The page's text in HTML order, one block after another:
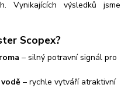
Vynikajících výsledků jsme
Scopex?
– silný potravní signál pro
– rychle vytváří atraktivní